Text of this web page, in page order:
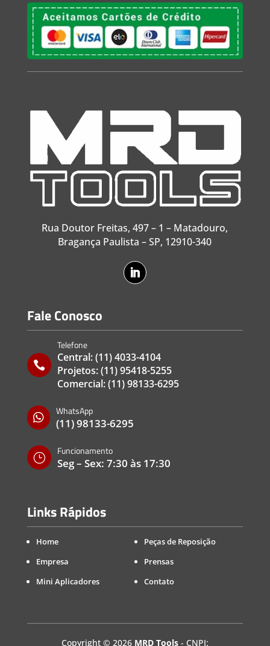
Rua Doutor Freitas, 497 – 1 – Matadouro,
Bragança Paulista – SP, 12910-340
Fale Conosco

Telefone
Central:(11) 4033-4104
Projetos:(11) 95418-5255
Comercial:(11) 98133-6295

WhatsApp
(11) 98133-6295
}
Funcionamento
Seg – Sex: 7:30 às 17:30
Links Rápidos
Home
Empresa
Mini Aplicadores
Peças de Reposição
Prensas
Contato
Copyright © 2026 MRD Tools- CNPJ: